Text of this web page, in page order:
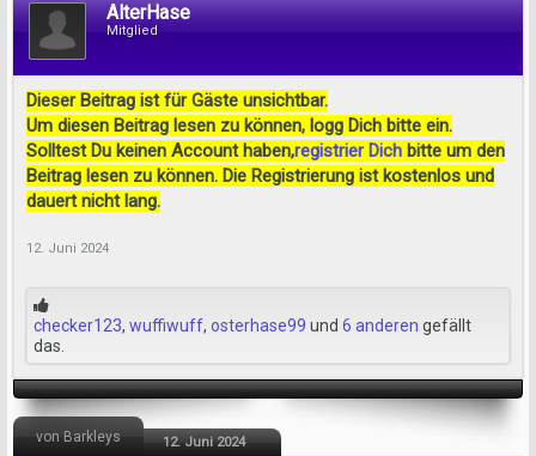
AlterHase
Mitglied
Dieser Beitrag ist für Gäste unsichtbar.
Um diesen Beitrag lesen zu können, logg Dich bitte ein.
Solltest Du keinen Account haben,registrier Dich bitte um den
Beitrag lesen zu können. Die Registrierung ist kostenlos und
dauert nicht lang.
12. Juni 2024
checker123, wuffiwuff, osterhase99 und 6 anderen gefällt
das.
von Barkleys 12. Juni 2024